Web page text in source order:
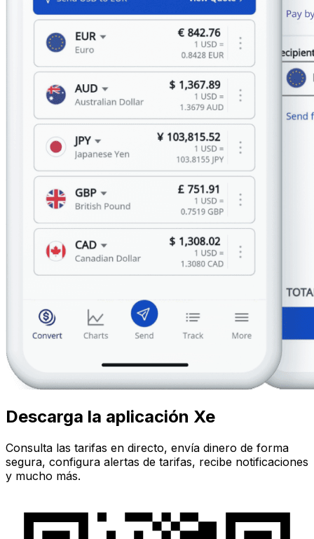
Descarga la aplicación Xe
Consulta las tarifas en directo, envía dinero de forma
segura, configura alertas de tarifas, recibe notificaciones
y mucho más.